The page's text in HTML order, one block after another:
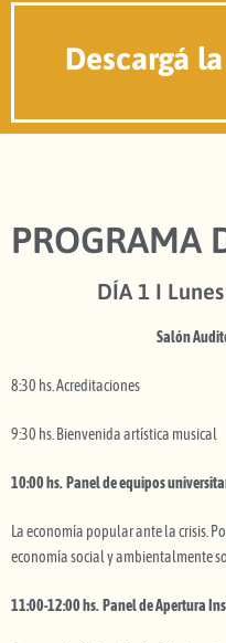
Descargá
PROGRAMA
DÍA 1 I
Salón
8:30 hs. Acreditaciones
9:30 hs. Bienvenida artística musical
10:00 hs. Panel de equipos
La economía popular ante la crisis.
economía social y ambientalmente
11:00-12:00 hs. Panel de Apertura